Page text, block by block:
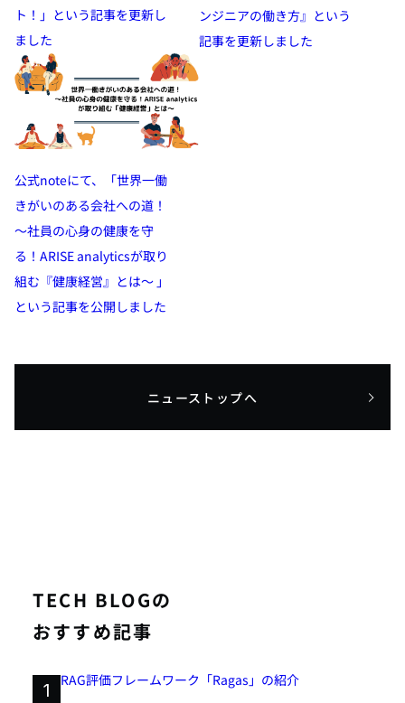
ト！」という記事を更新し
ました
ンジニアの働き方』という
記事を更新しました
公式noteにて、「世界一働
きがいのある会社への道！
～社員の心身の健康を守
る！ARISE analyticsが取り
組む『健康経営』とは～ 」
という記事を公開しました
ニューストップへ
TECH BLOGの
おすすめ記事
1 RAG評価フレームワーク「Ragas」の紹介